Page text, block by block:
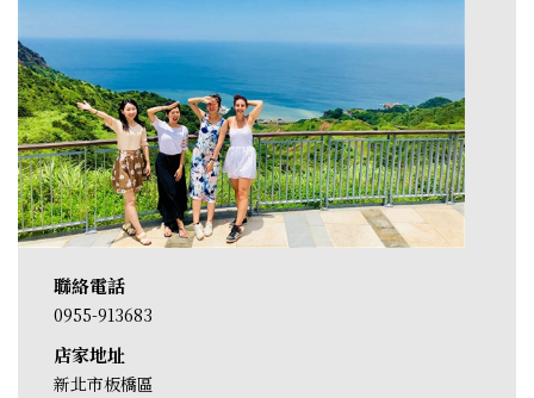
聯絡電話
0955-913683
店家地址
新北市板橋區